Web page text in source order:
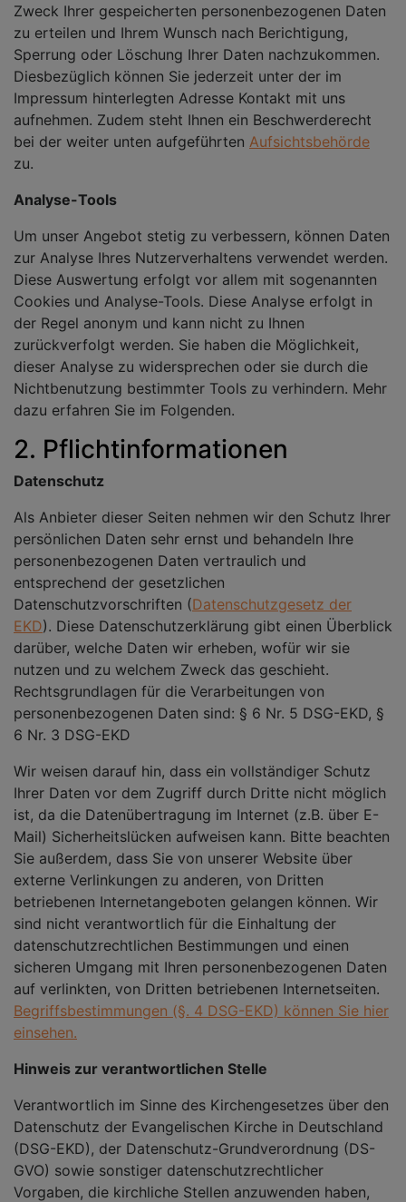
Zweck Ihrer gespeicherten personenbezogenen Daten
zu erteilen und Ihrem Wunsch nach Berichtigung,
Sperrung oder Löschung Ihrer Daten nachzukommen.
Diesbezüglich können Sie jederzeit unter der im
Impressum hinterlegten Adresse Kontakt mit uns
aufnehmen. Zudem steht Ihnen ein Beschwerderecht
bei der weiter unten aufgeführten Aufsichtsbehörde
zu.
Analyse-Tools
Um unser Angebot stetig zu verbessern, können Daten
zur Analyse Ihres Nutzerverhaltens verwendet werden.
Diese Auswertung erfolgt vor allem mit sogenannten
Cookies und Analyse-Tools. Diese Analyse erfolgt in
der Regel anonym und kann nicht zu Ihnen
zurückverfolgt werden. Sie haben die Möglichkeit,
dieser Analyse zu widersprechen oder sie durch die
Nichtbenutzung bestimmter Tools zu verhindern. Mehr
dazu erfahren Sie im Folgenden.
2. Pflichtinformationen
Datenschutz
Als Anbieter dieser Seiten nehmen wir den Schutz Ihrer
persönlichen Daten sehr ernst und behandeln Ihre
personenbezogenen Daten vertraulich und
entsprechend der gesetzlichen
Datenschutzvorschriften (Datenschutzgesetz der
EKD). Diese Datenschutzerklärung gibt einen Überblick
darüber, welche Daten wir erheben, wofür wir sie
nutzen und zu welchem Zweck das geschieht.
Rechtsgrundlagen für die Verarbeitungen von
personenbezogenen Daten sind: § 6 Nr. 5 DSG-EKD, §
6 Nr. 3 DSG-EKD
Wir weisen darauf hin, dass ein vollständiger Schutz
Ihrer Daten vor dem Zugriff durch Dritte nicht möglich
ist, da die Datenübertragung im Internet (z.B. über E-
Mail) Sicherheitslücken aufweisen kann. Bitte beachten
Sie außerdem, dass Sie von unserer Website über
externe Verlinkungen zu anderen, von Dritten
betriebenen Internetangeboten gelangen können. Wir
sind nicht verantwortlich für die Einhaltung der
datenschutzrechtlichen Bestimmungen und einen
sicheren Umgang mit Ihren personenbezogenen Daten
auf verlinkten, von Dritten betriebenen Internetseiten.
Begriffsbestimmungen (§. 4 DSG-EKD) können Sie hier
einsehen.
Hinweis zur verantwortlichen Stelle
Verantwortlich im Sinne des Kirchengesetzes über den
Datenschutz der Evangelischen Kirche in Deutschland
(DSG-EKD), der Datenschutz-Grundverordnung (DS-
GVO) sowie sonstiger datenschutzrechtlicher
Vorgaben, die kirchliche Stellen anzuwenden haben,